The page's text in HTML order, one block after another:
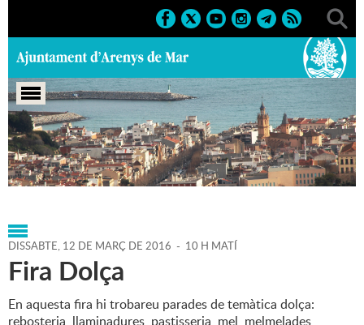
Portada > Agenda > 12-03-
2016 > Marcs > Culturals > 2016 > Fires 2016
DISSABTE, 12 DE MARÇ DE 2016 - 10 H MATÍ
Fira Dolça
En aquesta fira hi trobareu parades de temàtica dolça:
rebosteria, llaminadures, pastisseria, mel, melmelades,